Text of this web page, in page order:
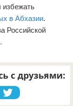
избежать
в Абхазии.
Российской
с друзьями: